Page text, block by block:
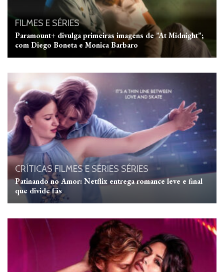
FILMES E SÉRIES
Paramount+ divulga primeiras imagens de ”At Midnight”;
com Diego Boneta e Monica Barbaro
CRÍTICAS FILMES E SÉRIES SÉRIES
Patinando no Amor: Netflix entrega romance leve e final
que divide fãs